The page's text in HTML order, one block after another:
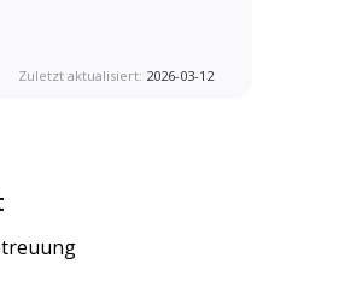
Zuletzt aktualisiert: 2026-03-12